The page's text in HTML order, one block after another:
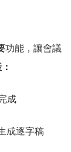
功能，讓會議
成
成逐字稿